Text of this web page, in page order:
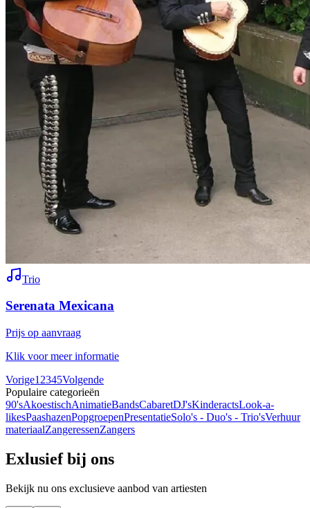
Trio
Serenata Mexicana
Prijs op aanvraag
Klik voor meer informatie
Vorige1 2345Volgende
Populaire categorieën
90'sAkoestischAnimatieBandsCabaretDJ'sKinderactsLook-a-
likesPaashazenPopgroepenPresentatieSolo's - Duo's - Trio'sVerhuur
materiaalZangeressenZangers
Exlusief bij ons
Bekijk nu ons exclusieve aanbod van artiesten